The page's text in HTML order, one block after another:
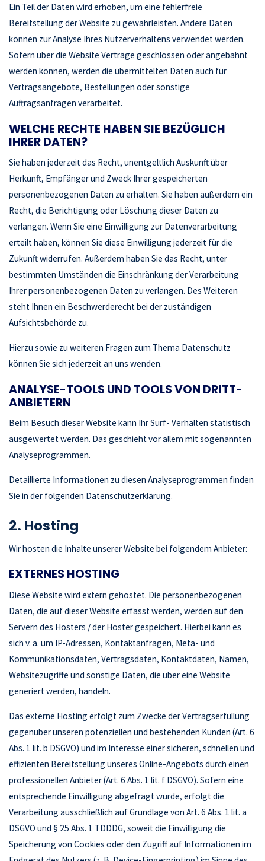
Ein Teil der Daten wird erhoben, um eine fehlerfreie
Bereitstellung der Website zu gewährleisten. Andere Daten
können zur Analyse Ihres Nutzerverhaltens verwendet werden.
Sofern über die Website Verträge geschlossen oder angebahnt
werden können, werden die übermittelten Daten auch für
Vertragsangebote, Bestellungen oder sonstige
Auftragsanfragen verarbeitet.
WELCHE RECHTE HABEN SIE BEZÜGLICH
IHRER DATEN?
Sie haben jederzeit das Recht, unentgeltlich Auskunft über
Herkunft, Empfänger und Zweck Ihrer gespeicherten
personenbezogenen Daten zu erhalten. Sie haben außerdem ein
Recht, die Berichtigung oder Löschung dieser Daten zu
verlangen. Wenn Sie eine Einwilligung zur Datenverarbeitung
erteilt haben, können Sie diese Einwilligung jederzeit für die
Zukunft widerrufen. Außerdem haben Sie das Recht, unter
bestimmten Umständen die Einschränkung der Verarbeitung
Ihrer personenbezogenen Daten zu verlangen. Des Weiteren
steht Ihnen ein Beschwerderecht bei der zuständigen
Aufsichtsbehörde zu.
Hierzu sowie zu weiteren Fragen zum Thema Datenschutz
können Sie sich jederzeit an uns wenden.
ANALYSE-TOOLS UND TOOLS VON DRITT­
ANBIETERN
Beim Besuch dieser Website kann Ihr Surf- Verhalten statistisch
ausgewertet werden. Das geschieht vor allem mit sogenannten
Analyseprogrammen.
Detaillierte Informationen zu diesen Analyseprogrammen finden
Sie in der folgenden Datenschutzerklärung.
2. Hosting
Wir hosten die Inhalte unserer Website bei folgendem Anbieter:
EXTERNES HOSTING
Diese Website wird extern gehostet. Die personenbezogenen
Daten, die auf dieser Website erfasst werden, werden auf den
Servern des Hosters / der Hoster gespeichert. Hierbei kann es
sich v. a. um IP-Adressen, Kontaktanfragen, Meta- und
Kommunikationsdaten, Vertragsdaten, Kontaktdaten, Namen,
Websitezugriffe und sonstige Daten, die über eine Website
generiert werden, handeln.
Das externe Hosting erfolgt zum Zwecke der Vertragserfüllung
gegenüber unseren potenziellen und bestehenden Kunden (Art. 6
Abs. 1 lit. b DSGVO) und im Interesse einer sicheren, schnellen und
effizienten Bereitstellung unseres Online-Angebots durch einen
professionellen Anbieter (Art. 6 Abs. 1 lit. f DSGVO). Sofern eine
entsprechende Einwilligung abgefragt wurde, erfolgt die
Verarbeitung ausschließlich auf Grundlage von Art. 6 Abs. 1 lit. a
DSGVO und § 25 Abs. 1 TDDDG, soweit die Einwilligung die
Speicherung von Cookies oder den Zugriff auf Informationen im